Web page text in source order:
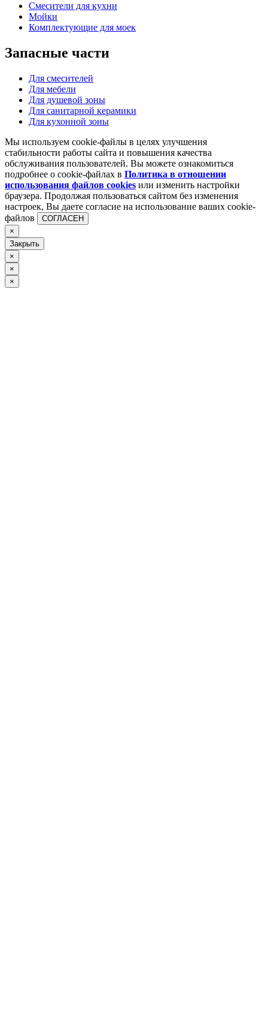
Смесители для кухни
Мойки
Комплектующие для моек
Запасные части
Для смесителей
Для мебели
Для душевой зоны
Для санитарной керамики
Для кухонной зоны
Мы используем cookie-файлы в целях улучшения
стабильности работы сайта и повышения качества
обслуживания пользователей. Вы можете ознакомиться
подробнее о cookie-файлах в Политика в отношении
использования файлов cookies или изменить настройки
браузера. Продолжая пользоваться сайтом без изменения
настроек, Вы даете согласие на использование ваших cookie-
файлов
СОГЛАСЕН
×
Закрыть
×
×
×